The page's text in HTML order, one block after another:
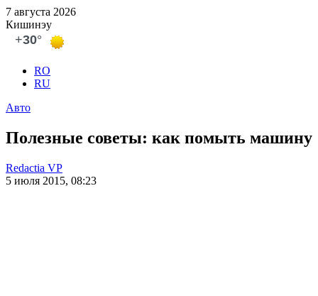
7 августа 2026
Кишинэу
RO
RU
Авто
Полезные советы: как помыть машину
Redactia VP
5 июля 2015, 08:23